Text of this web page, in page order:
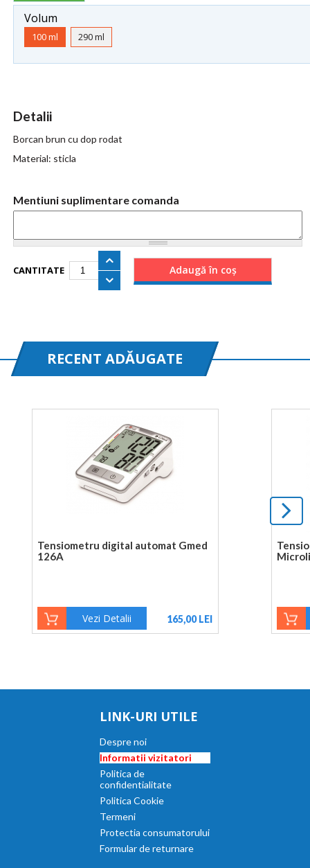
Detalii
Borcan brun cu dop rodat
Material: sticla
Volum
100 ml 290 ml
Mentiuni suplimentare comanda
CANTITATE
RECENT ADĂUGATE
Tensiometru digital automat Gmed
126A
Vezi Detalii 165,00 LEI
LINK-URI UTILE
Despre noi
Informatii vizitatori
Politica de
confidentialitate
Politica Cookie
Termeni
Protectia consumatorului
Formular de returnare